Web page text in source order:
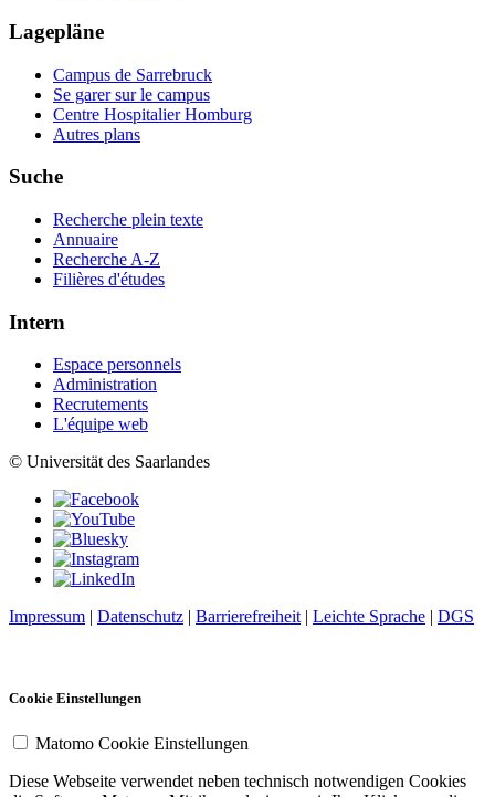
Lagepläne
Campus de Sarrebruck
Se garer sur le campus
Centre Hospitalier Homburg
Autres plans
Suche
Recherche plein texte
Annuaire
Recherche A-Z
Filières d'études
Intern
Espace personnels
Administration
Recrutements
L'équipe web
© Universität des Saarlandes
Impressum | Datenschutz | Barrierefreiheit| Leichte Sprache | DGS
Cookie Einstellungen
Matomo Cookie Einstellungen
Diese Webseite verwendet neben technisch notwendigen Cookies